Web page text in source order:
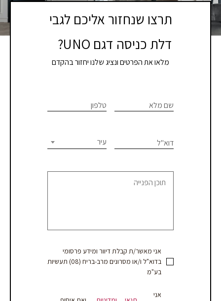
תרצו שנחזור אליכם לגבי
דלת כניסה דגם UNO?
מלאו את הפרטים ונציג שלנו יחזור בהקדם
פגישת
או
הצעת
שם מלא טלפון
דוא"ל עיר
אני מאשר/ת קבלת דיוור ומידע פרסומי
בדוא"ל ו/או מסרונים מרב-בריח (08) תעשיות
בע"מ
אני
are
this
field